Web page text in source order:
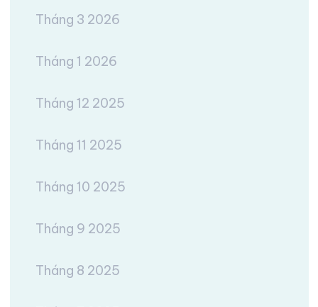
Tháng 3 2026
Tháng 1 2026
Tháng 12 2025
Tháng 11 2025
Tháng 10 2025
Tháng 9 2025
Tháng 8 2025